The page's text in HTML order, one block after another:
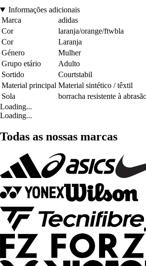
Informações adicionais
Marca
adidas
Cor
laranja/orange/ftwbla
Cor
Laranja
Género
Mulher
Grupo etário
Adulto
Sortido
Courtstabil
Material principal Material sintético / têxtil
Sola
borracha resistente à
Loading...
Loading...
Todas as nossas marcas